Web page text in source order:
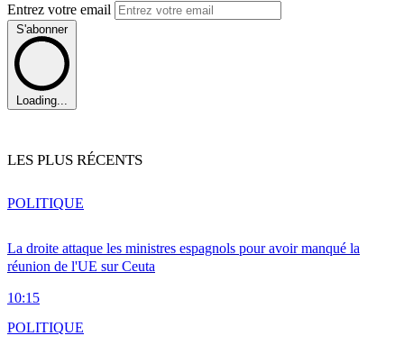
Entrez votre email
S'abonner
Loading...
LES PLUS RÉCENTS
La droite attaque les ministres espagnols pour avoir manqué la
réunion de l'UE sur Ceuta
10:15
POLITIQUE
POLITIQUE